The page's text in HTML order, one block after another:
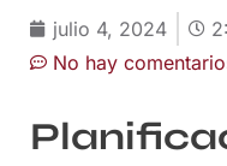
julio 4, 2024
No hay